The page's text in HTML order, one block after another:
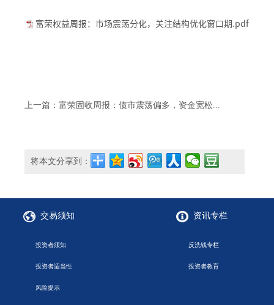
富荣权益周报：市场震荡分化，关注结构优化窗口期.pdf
上一篇：富荣固收周报：债市震荡偏多，资金宽松...
将本文分享到：
交易须知
投资者须知
投资者适当性
风险提示
资讯专栏
反洗钱专栏
投资者教育